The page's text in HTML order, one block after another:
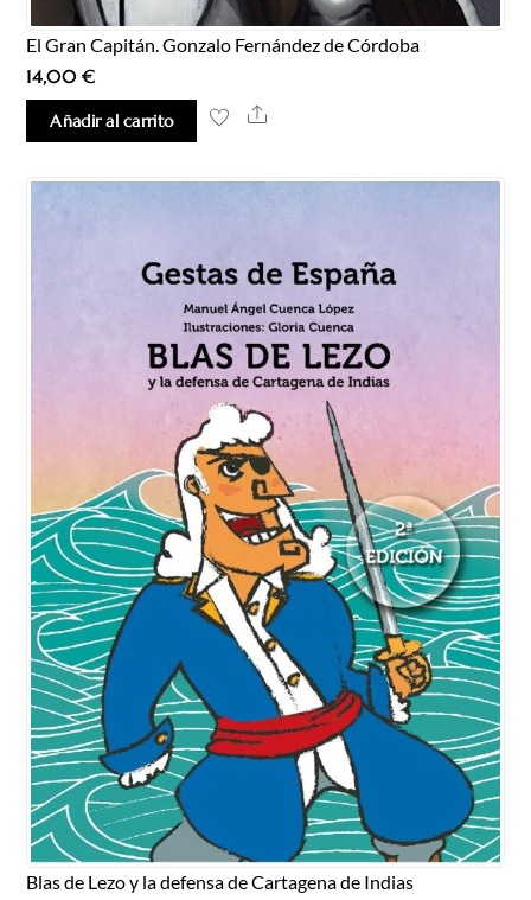
El Gran Capitán. Gonzalo Fernández de Córdoba
14,00€
Añadir al carrito Share
Blas de Lezo y la defensa de Cartagena de Indias